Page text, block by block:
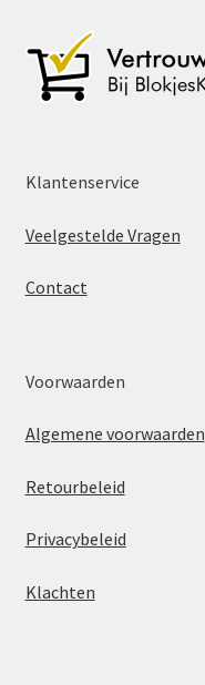
Klantenservice
Veelgestelde Vragen
Contact
Voorwaarden
Algemene voorwaarden
Retourbeleid
Privacybeleid
Klachten